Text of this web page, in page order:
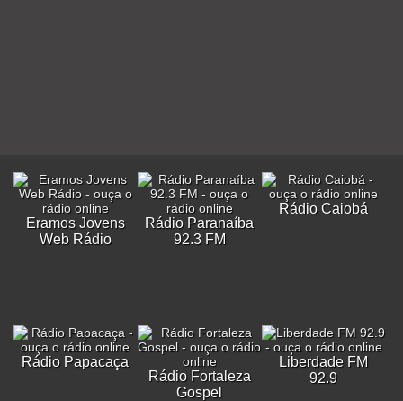
Eramos Jovens
Web Rádio
Rádio Paranaíba
92.3 FM
Rádio Caiobá
Rádio Papacaça
Rádio Fortaleza
Gospel
Liberdade FM
92.9